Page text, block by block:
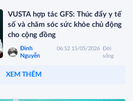
VUSTA hợp tác GFS: Thúc đẩy y tế
số và chăm sóc sức khỏe chủ động
cho cộng đồng
Đình
Nguyễn
06:52 15/05/2026 Đời
sống
XEM THÊM